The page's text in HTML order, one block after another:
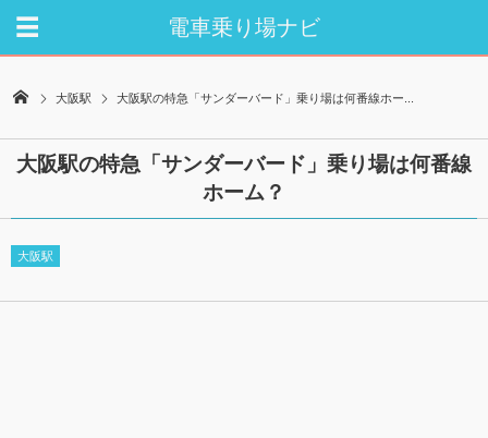
電車乗り場ナビ
大阪駅 大阪駅の特急「サンダーバード」乗り場は何番線ホー...
大阪駅の特急「サンダーバード」乗り場は何番線
ホーム？
大阪駅